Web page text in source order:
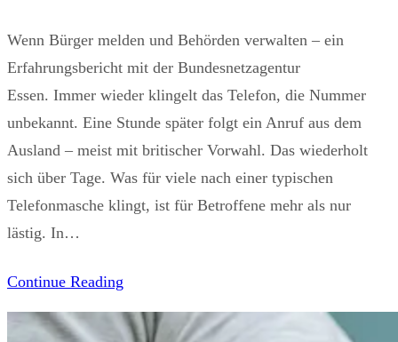
Wenn Bürger melden und Behörden verwalten – ein
Erfahrungsbericht mit der Bundesnetzagentur
Essen. Immer wieder klingelt das Telefon, die Nummer
unbekannt. Eine Stunde später folgt ein Anruf aus dem
Ausland – meist mit britischer Vorwahl. Das wiederholt
sich über Tage. Was für viele nach einer typischen
Telefonmasche klingt, ist für Betroffene mehr als nur
lästig. In…
Continue Reading